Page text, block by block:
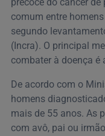
comum entre
segundo
(Incra). O principal
combater à doença é
De acordo com o
homens
mais de 55 anos. As
com avô, pai ou